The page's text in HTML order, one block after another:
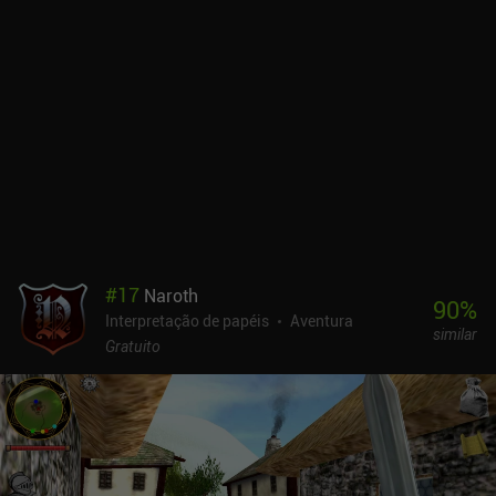
#17 Naroth
Interpretação de papéis
Aventura
Gratuito
90%
similar